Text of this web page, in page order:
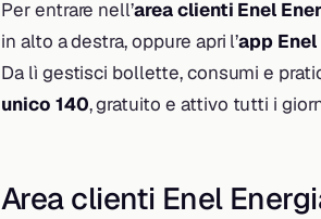
Per entrare nell’area clienti Enel
in alto a destra, oppure apri l’app
Da lì gestisci bollette, consumi e
unico 140, gratuito e attivo tutti i
Area clienti Enel